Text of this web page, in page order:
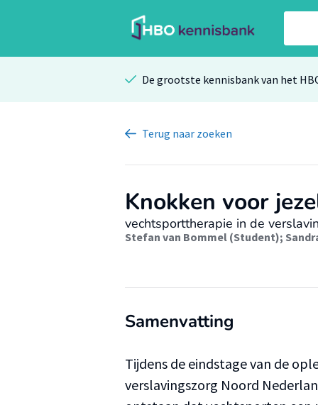
De grootste kennisbank van het
Terug naar zoeken
Knokken voor
vechtsporttherapie in de
Stefan van Bommel (Student);
Samenvatting
Tijdens de eindstage van de
verslavingszorg Noord